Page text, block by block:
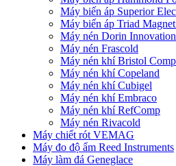
Máy biến áp Superior
Máy biến áp Triad
Máy nén Dorin Innovation
Máy nén Frascold
Máy nén khí Bristol
Máy nén khí Copeland
Máy nén khí Cubigel
Máy nén khí Embraco
Máy nén khí RefComp
Máy nén Rivacold
Máy chiết rót VEMAG
Máy đo độ ẩm Reed Instruments
Máy làm đá Geneglace